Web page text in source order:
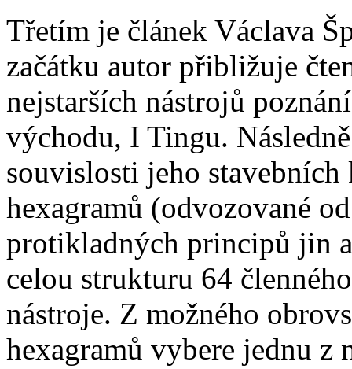
Třetím je článek Václava
začátku autor přibližuje
nejstarších nástrojů
východu, I Tingu.
souvislosti jeho
hexagramů (odvozované
protikladných principů jin
celou strukturu 64
nástroje. Z možného
hexagramů vybere jednu z